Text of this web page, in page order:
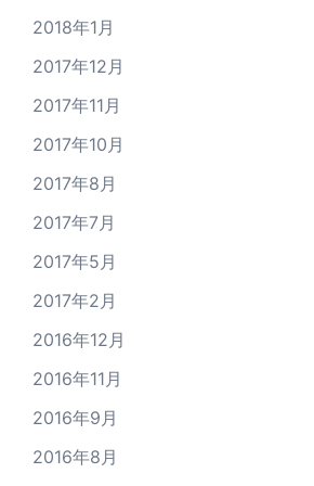
2018年1月
2017年12月
2017年11月
2017年10月
2017年8月
2017年7月
2017年5月
2017年2月
2016年12月
2016年11月
2016年9月
2016年8月